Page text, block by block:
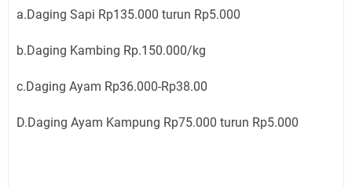
a.Daging Sapi Rp135.000 turun Rp5.000
b.Daging Kambing Rp.150.000/kg
c.Daging Ayam Rp36.000-Rp38.00
D.Daging Ayam Kampung Rp75.000 turun Rp5.000